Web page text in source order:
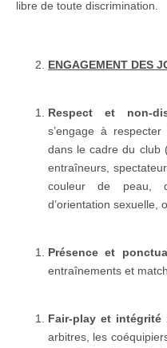
libre de toute discrimination.
ENGAGEMENT DES
Respect et non-
s’engage à
dans le cadre du club
entraîneurs,
couleur de peau,
d’orientation sexuelle,
Présence et
entraînements et
Fair-play et intégrité
arbitres, les